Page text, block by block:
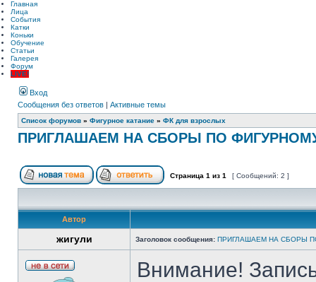
Главная
Лица
События
Катки
Коньки
Обучение
Статьи
Галерея
Форум
LIVE!
Вход
Сообщения без ответов | Активные темы
Список форумов » Фигурное катание » ФК для взрослых
ПРИГЛАШАЕМ НА СБОРЫ ПО
Страница 1 из 1 [ Сообщений: 2 ]
Автор
жигули Заголовок сообщения: ПРИГЛАШАЕМ НА СБОРЫ
Внимание!